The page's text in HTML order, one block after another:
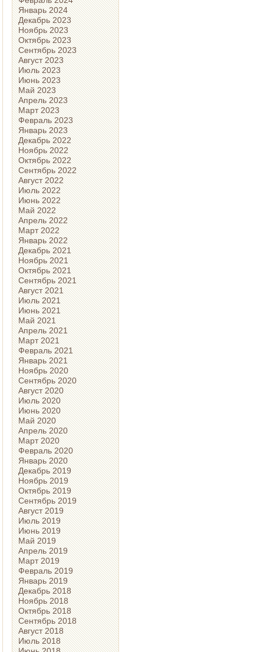
Январь 2024
Декабрь 2023
Ноябрь 2023
Октябрь 2023
Сентябрь 2023
Август 2023
Июль 2023
Июнь 2023
Май 2023
Апрель 2023
Март 2023
Февраль 2023
Январь 2023
Декабрь 2022
Ноябрь 2022
Октябрь 2022
Сентябрь 2022
Август 2022
Июль 2022
Июнь 2022
Май 2022
Апрель 2022
Март 2022
Январь 2022
Декабрь 2021
Ноябрь 2021
Октябрь 2021
Сентябрь 2021
Август 2021
Июль 2021
Июнь 2021
Май 2021
Апрель 2021
Март 2021
Февраль 2021
Январь 2021
Ноябрь 2020
Сентябрь 2020
Август 2020
Июль 2020
Июнь 2020
Май 2020
Апрель 2020
Март 2020
Февраль 2020
Январь 2020
Декабрь 2019
Ноябрь 2019
Октябрь 2019
Сентябрь 2019
Август 2019
Июль 2019
Июнь 2019
Май 2019
Апрель 2019
Март 2019
Февраль 2019
Январь 2019
Декабрь 2018
Ноябрь 2018
Октябрь 2018
Сентябрь 2018
Август 2018
Июль 2018